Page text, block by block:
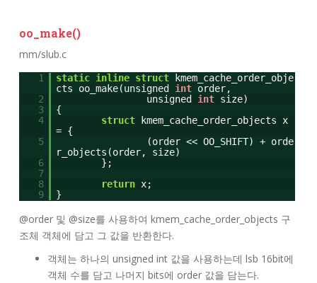
oo_make()
mm/slub.c
1 static inline struct
kmem_cache_order_obje
cts oo_make(unsigned int order,
2
unsigned int size)
3
{
4
struct
kmem_cache_order_objects x
= {
5
(order << OO_SHIFT) + orde
r_objects(order, size)
6
};
7
8
return x;
9
}
@order 및 @size를 사용하여 kmem_cache_order_objects 구
조체 객체에 담고 그 값을 반환한다.
객체는 하나의 unsigned int 값을 사용하는데 lsb 16bit에
객체 수를 담고 나머지 bits에 order 값을 담는다.